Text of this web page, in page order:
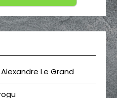
Le Grand